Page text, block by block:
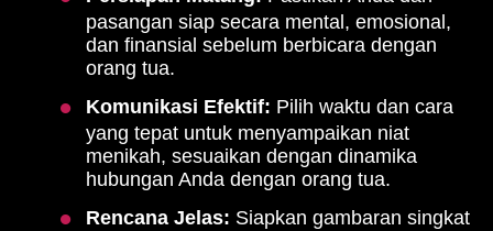
pasangan siap secara mental, emosional,
dan finansial sebelum berbicara dengan
orang tua.
Komunikasi Efektif: Pilih waktu dan cara
yang tepat untuk menyampaikan niat
menikah, sesuaikan dengan dinamika
hubungan Anda dengan orang tua.
Rencana Jelas: Siapkan gambaran singkat